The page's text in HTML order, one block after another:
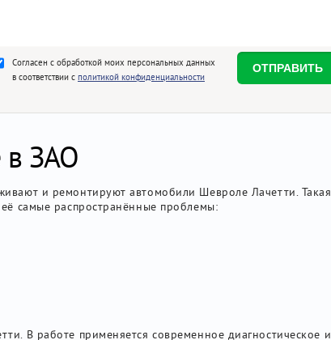
Согласен с обработкой моих персональных данных
в соответствии с политикой конфиденциальности
в ЗАО
и ремонтируют автомобили Шевроле Лачетти. Такая
самые распространённые проблемы:
В работе применяется современное диагностическое и